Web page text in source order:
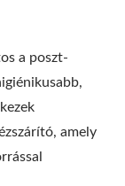
a poszt-
amely